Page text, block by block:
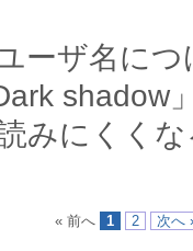
ーザ名に
shadow
みにくく
« 前へ 1 2 次へ